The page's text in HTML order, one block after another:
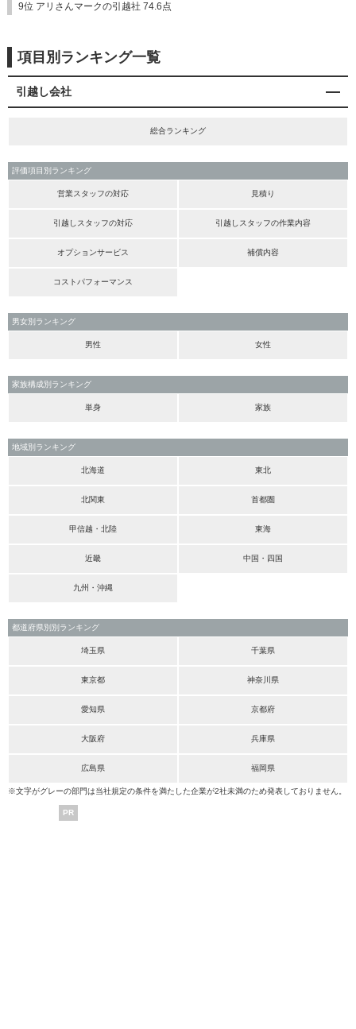
9位 アリさんマークの引越社 74.6点
項目別ランキング一覧
引越し会社
総合ランキング
評価項目別ランキング
営業スタッフの対応 見積り
引越しスタッフの対応 引越しスタッフの作業内容
オプションサービス 補償内容
コストパフォーマンス
男女別ランキング
男性 女性
家族構成別ランキング
単身 家族
地域別ランキング
北海道 東北
北関東 首都圏
甲信越・北陸 東海
近畿 中国・四国
九州・沖縄
都道府県別別ランキング
埼玉県 千葉県
東京都 神奈川県
愛知県 京都府
大阪府 兵庫県
広島県 福岡県
※文字がグレーの部門は当社規定の条件を満たした企業が2社未満のため発表しておりません。
PR